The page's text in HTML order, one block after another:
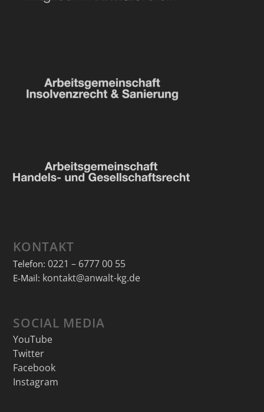
KONTAKT
Telefon: 0221 – 6777 00 55
E-Mail: kontakt@anwalt-kg.de
SOCIAL MEDIA
YouTube
Twitter
Facebook
Instagram